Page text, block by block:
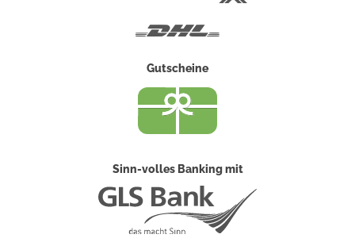
Gutscheine
Sinn-volles Banking mit